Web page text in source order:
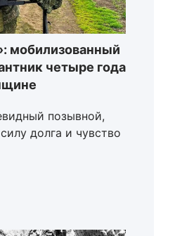
мобилизованный
четыре года
позывной,
долга и чувство